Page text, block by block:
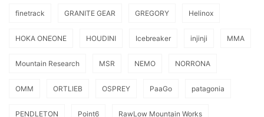
finetrack GRANITE GEAR GREGORY Helinox
HOKA ONEONE HOUDINI Icebreaker injinji MMA
Mountain Research MSR NEMO NORRONA
OMM ORTLIEB OSPREY PaaGo patagonia
PENDLETON Point6 RawLow Mountain Works